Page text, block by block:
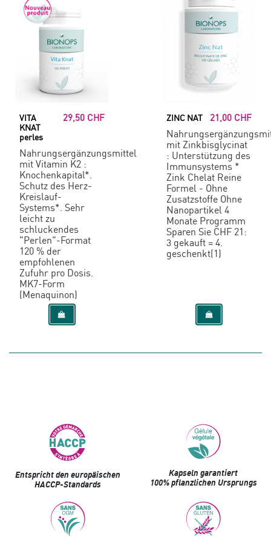
VITA
KNAT
perles
29,50 CHF
Nahrungsergänzungsmittel
mit Vitamin K2 :
Knochenkapital*.
Schutz des Herz-
Kreislauf-
Systems*. Sehr
leicht zu
schluckendes
"Perlen"-Format
120 % der
empfohlenen
Zufuhr pro Dosis.
MK7-Form
(Menaquinon)
ZINC NAT
21,00 CHF
mit Zinkbisglycinat
: Unterstützung des
Immunsystems *
Zink Chelat Reine
Formel - Ohne
Zusatzstoffe Ohne
Nanopartikel 4
Monate Programm
Sparen Sie CHF 21:
3 gekauft = 4.
geschenkt(1)
Entspricht den europäischen
HACCP-Standards
Kapseln garantiert
100% pflanzlichen Ursprungs